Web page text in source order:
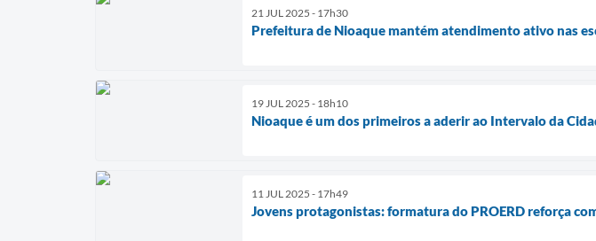
21 JUL 2025 - 17h30
Prefeitura de Nioaque mantém atendimento ativo nas
19 JUL 2025 - 18h10
Nioaque é um dos primeiros a aderir ao Intervalo da
11 JUL 2025 - 17h49
Jovens protagonistas: formatura do PROERD reforça